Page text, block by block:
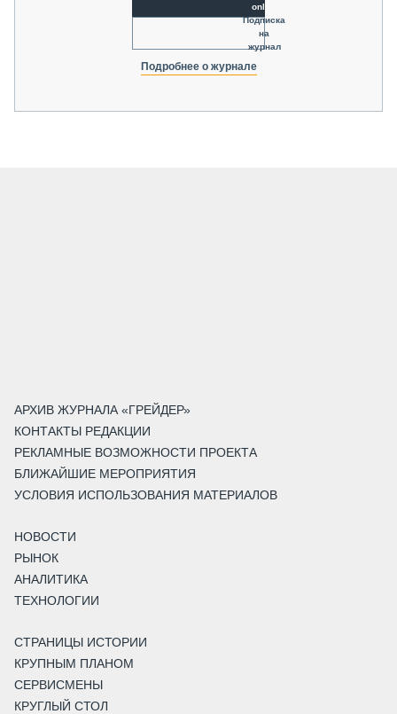
online
Подписка
на
журнал
Подробнее о журнале
АРХИВ ЖУРНАЛА «ГРЕЙДЕР»
КОНТАКТЫ РЕДАКЦИИ
РЕКЛАМНЫЕ ВОЗМОЖНОСТИ ПРОЕКТА
БЛИЖАЙШИЕ МЕРОПРИЯТИЯ
УСЛОВИЯ ИСПОЛЬЗОВАНИЯ МАТЕРИАЛОВ
НОВОСТИ
РЫНОК
АНАЛИТИКА
ТЕХНОЛОГИИ
СТРАНИЦЫ ИСТОРИИ
КРУПНЫМ ПЛАНОМ
СЕРВИСМЕНЫ
КРУГЛЫЙ СТОЛ